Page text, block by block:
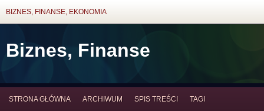
BIZNES, FINANSE, EKONOMIA
Biznes, Finanse
STRONA GŁÓWNA ARCHIWUM SPIS TREŚCI TAGI